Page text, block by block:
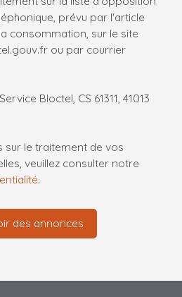
prévu par l'article
consommation, sur le site
ou par courrier
Bloctel, CS 61311, 41013
sur le traitement de vos
veuillez consulter notre
.
des annonces